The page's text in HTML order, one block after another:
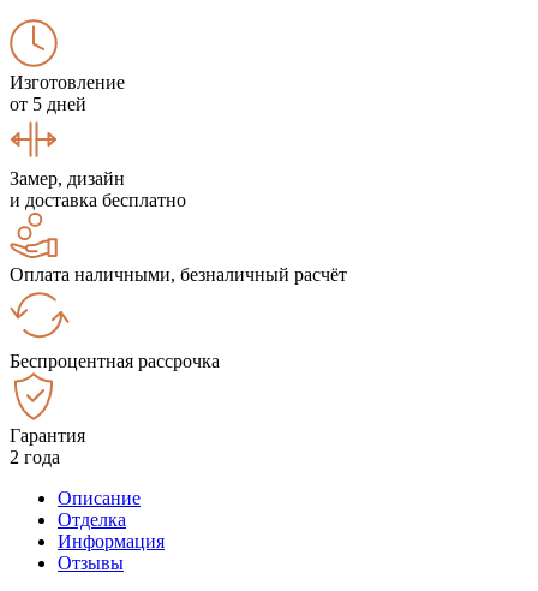
Изготовление
от 5 дней
Замер, дизайн
и доставка бесплатно
Оплата наличными, безналичный расчёт
Беспроцентная рассрочка
Гарантия
2 года
Описание
Отделка
Информация
Отзывы